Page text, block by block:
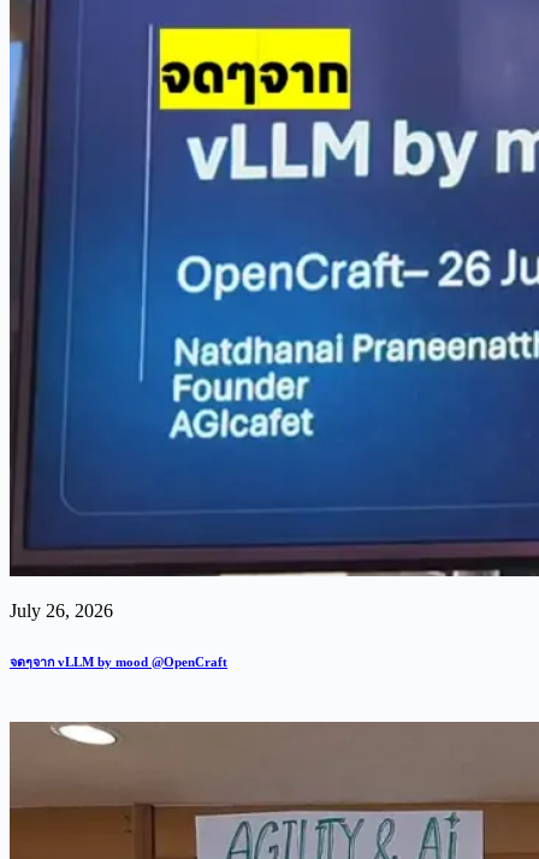
July 26, 2026
จดๆจาก vLLM by mood @OpenCraft